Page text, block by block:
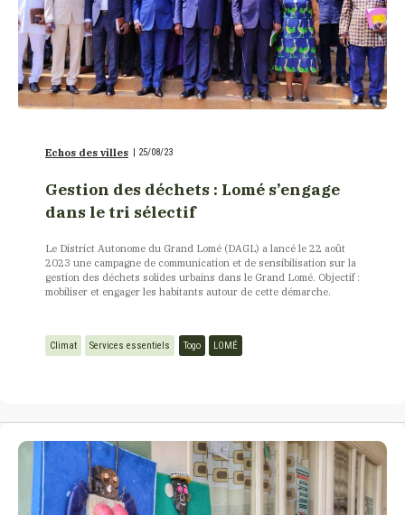
Echos des villes | 25/08/23
Gestion des déchets : Lomé s’engage
dans le tri sélectif
Le District Autonome du Grand Lomé (DAGL) a lancé le 22 août
2023 une campagne de communication et de sensibilisation sur la
gestion des déchets solides urbains dans le Grand Lomé. Objectif :
mobiliser et engager les habitants autour de cette démarche.
Climat Services essentiels Togo LOMÉ